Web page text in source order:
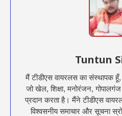
Tuntun
मैं टीडीएस वायरलस का संस्थापक
जो खेल, शिक्षा, मनोरंजन,
प्रदान करता है। मैंने टीडीएस
विश्वसनीय समाचार और सूचना